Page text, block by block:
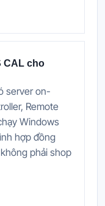
CAL cho
server on-
Remote
Windows
hợp đồng
phải shop